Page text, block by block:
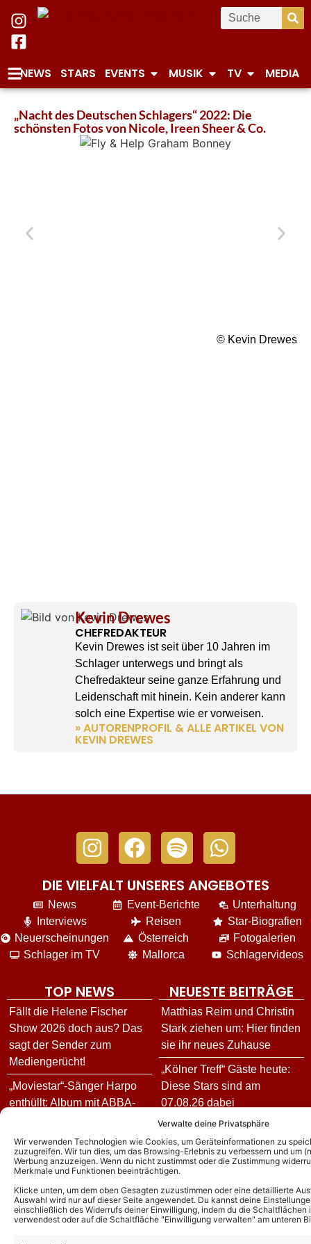
Verwalte deine Privatsphäre
Wir verwenden Technologien wie Cookies, um Geräteinformationen zu
zuzugreifen. Wir tun dies, um das Browsing-Erlebnis zu verbessern und um
Werbung anzuzeigen. Wenn du nicht zustimmst oder die Zustimmung
Merkmale und Funktionen beeinträchtigen.
Klicke unten, um dem oben Gesagten zuzustimmen oder eine detaillierte
Auswahl wird nur auf dieser Seite angewendet. Du kannst deine
einschließlich des Widerrufs deiner Einwilligung, indem du die
verwendest oder auf die Schaltfläche "Einwilligung verwalten" am unteren
NEWS STARS EVENTS MUSIK TV MEDIA
„Nacht des Deutschen Schlagers“ 2022: Die
schönsten Fotos von Nicole, Ireen Sheer & Co.
© Kevin Drewes
Kevin Drewes
CHEFREDAKTEUR
Kevin Drewes ist seit über 10 Jahren im
Schlager unterwegs und bringt als
Chefredakteur seine ganze Erfahrung und
Leidenschaft mit hinein. Kein anderer kann
solch eine Expertise wie er vorweisen.
» AUTORENPROFIL & ALLE ARTIKEL VON
KEVIN DREWES
DIE VIELFALT UNSERES ANGEBOTES
News
Interviews
Neuerscheinungen
Schlager im TV
Event-Berichte
Reisen
Österreich
Mallorca
Unterhaltung
Star-Biografien
Fotogalerien
Schlagervideos
TOP NEWS
Fällt die Helene Fischer
Show 2026 doch aus? Das
sagt der Sender zum
Mediengerücht!
„Moviestar“-Sänger Harpo
enthüllt: Album mit ABBA-
war geplant! Darum kam es
nie zustande!
Florian Silbereisen
moderiert auch 2026 die
Goldene Henne – erstmals
mit IHR an seiner Seite!
NEUESTE BEITRÄGE
Matthias Reim und Christin
Stark ziehen um: Hier finden
sie ihr neues Zuhause
„Kölner Treff“ Gäste heute:
Diese Stars sind am
07.08.26 dabei
„Riverboat“ heute: Gäste
und Themen am 07.08.26
„NDR Talk Show“ heute:
DIESE Gäste sind am
07.08.26 dabei
„Absolut Musik – Die besten